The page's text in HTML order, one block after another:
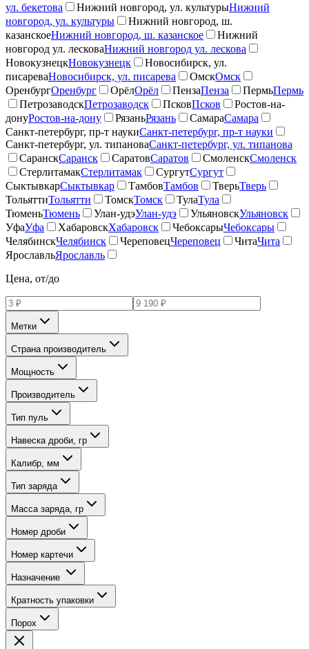
ул. бекетова
Нижний новгород, ул. культурыНижний
новгород, ул. культуры
Нижний новгород, ш.
казанскоеНижний новгород, ш. казанское
Нижний
новгород ул. лесковаНижний новгород ул. лескова
НовокузнецкНовокузнецк
Новосибирск, ул.
писареваНовосибирск, ул. писарева ОмскОмск
ОренбургОренбург ОрёлОрёл ПензаПенза ПермьПермь
ПетрозаводскПетрозаводск ПсковПсков
Ростов-на-
донуРостов-на-дону РязаньРязань СамараСамара
Санкт-петербург, пр-т наукиСанкт-петербург, пр-т науки
Санкт-петербург, ул. типановаСанкт-петербург, ул. типанова
СаранскСаранск СаратовСаратов СмоленскСмоленск
СтерлитамакСтерлитамак СургутСургут
СыктывкарСыктывкар ТамбовТамбов ТверьТверь
ТольяттиТольятти ТомскТомск ТулаТула
ТюменьТюмень Улан-удэУлан-удэ УльяновскУльяновск
УфаУфа ХабаровскХабаровск ЧебоксарыЧебоксары
ЧелябинскЧелябинск ЧереповецЧереповец ЧитаЧита
ЯрославльЯрославль
Цена, от/до
Метки
Страна производитель
Мощность
Производитель
Тип пуль
Навеска дроби, гр
Калибр, мм
Тип заряда
Масса заряда, гр
Номер дроби
Номер картечи
Назначение
Кратность упаковки
Порох